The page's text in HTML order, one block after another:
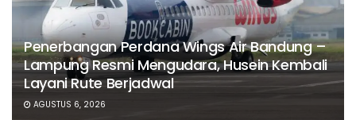
Penerbangan Perdana Wings Air Bandung –
Lampung Resmi Mengudara, Husein Kembali
Layani Rute Berjadwal
AGUSTUS 6, 2026